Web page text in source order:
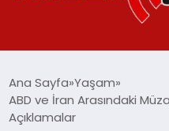
SIYASET
Ana Sayfa Yaşam
ABD ve İran Arasındaki
Açıklamalar